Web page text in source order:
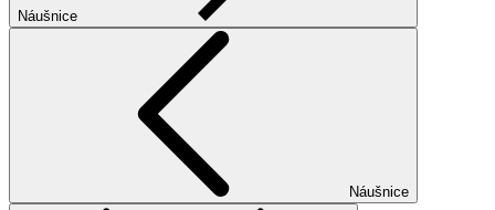
Náušnice
Náušnice